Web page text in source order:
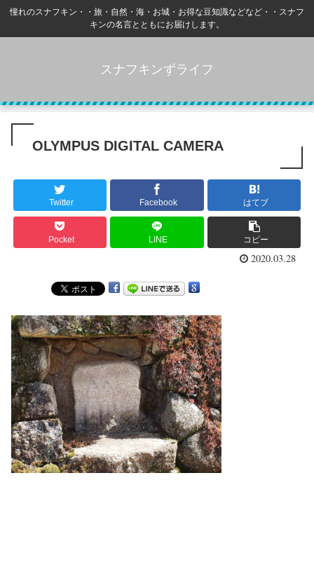
憧れのスナフキン・・旅・自然・海・お城・お得な豆知識などなど・・スナフ
キンの名言とともにお届けします。
スナフキンずライフ
OLYMPUS DIGITAL CAMERA
Twitter Facebook はてブ
Pocket LINE コピー
2020.03.28